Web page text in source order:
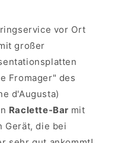
vor Ort
großer
Fromager" des
d'Augusta)
Raclette-Bar mit
Gerät, die bei